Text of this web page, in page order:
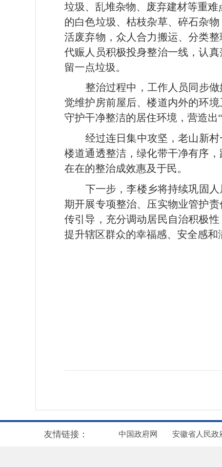
垃圾、乱堆杂物、废弃建材等重
的白色垃圾、枯枝杂草、碎石杂
活废弃物，众人合力搬运、分类
代赈人员积极投身整治一线，认
留一点垃圾。
整治过程中，工作人员同步
觉维护房前屋后、楼道内外的环
守护干净整洁的居住环境，营造出
经过连日集中攻坚，老山新
楼道通透整洁，绿化带干净有序
在在的整治成效惠及于民。
下一步，李楼乡将持续巩固
期开展专项整治、压实物业管护
传引导，充分调动居民自治积极
提升辖区群众的幸福感、安全感和
友情链接： 中国政府网 安徽省人民政